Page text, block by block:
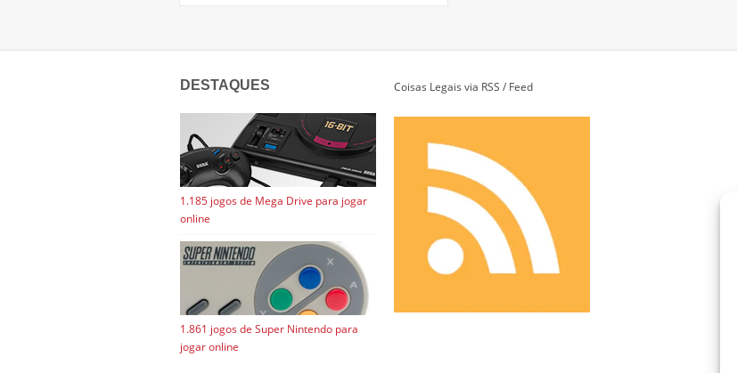
DESTAQUES
1.185 jogos de Mega Drive para jogar
online
1.861 jogos de Super Nintendo para
jogar online
Coisas Legais via RSS / Feed